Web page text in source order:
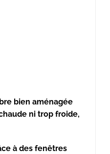
bien aménagée
ni trop froide,
à des fenêtres